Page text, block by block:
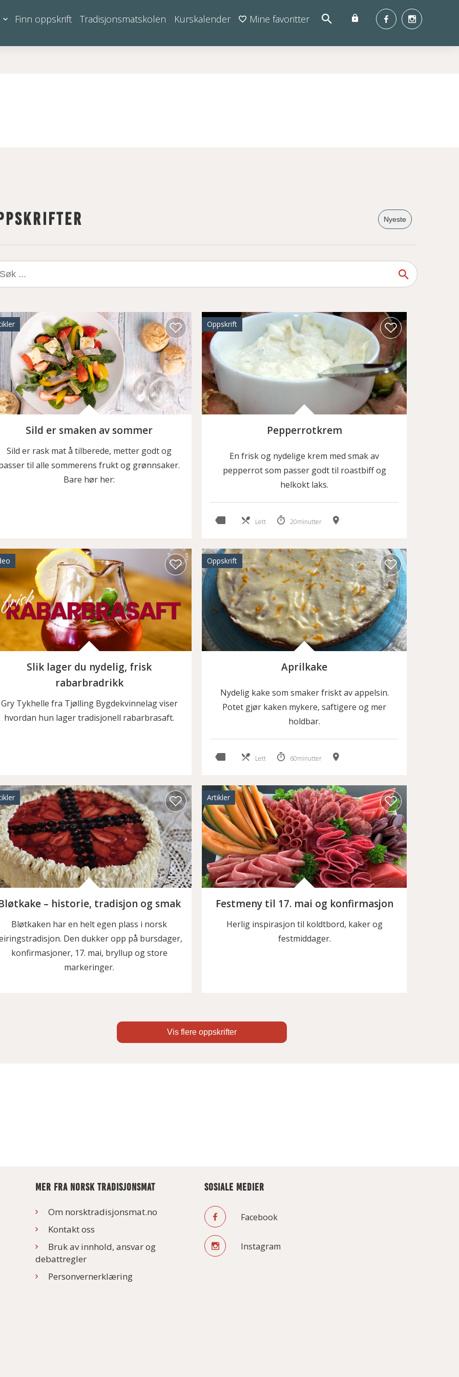
Finn oppskrift Tradisjonsmatskolen Kurskalender Mine favoritter
Nyeste
Sild er smaken av sommer
Sild er rask mat å tilberede, metter godt og
til alle sommerens frukt og grønnsaker.
Bare hør her:
Oppskrift
Pepperrotkrem
En frisk og nydelige krem med smak av
pepperrot som passer godt til roastbiff og
helkokt laks.
Lett 20minutter
Slik lager du nydelig, frisk
rabarbradrikk
Gry Tykhelle fra Tjølling Bygdekvinnelag viser
hvordan hun lager tradisjonell rabarbrasaft.
Oppskrift
Aprilkake
Nydelig kake som smaker friskt av appelsin.
Potet gjør kaken mykere, saftigere og mer
holdbar.
Lett 60minutter
– historie, tradisjon og smak
Bløtkaken har en helt egen plass i norsk
Den dukker opp på bursdager,
konfirmasjoner, 17. mai, bryllup og store
markeringer.
Artikler
Festmeny til 17. mai og konfirmasjon
Herlig inspirasjon til koldtbord, kaker og
festmiddager.
Vis flere oppskrifter
MER FRA NORSK TRADISJONSMAT
Om norsktradisjonsmat.no
Kontakt oss
Bruk av innhold, ansvar og
debattregler
Personvernerklæring
SOSIALE MEDIER
Facebook
Instagram